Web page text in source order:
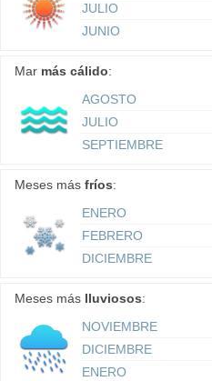
JULIO
JUNIO
Mar más cálido:
AGOSTO
JULIO
SEPTIEMBRE
Meses más fríos:
ENERO
FEBRERO
DICIEMBRE
Meses más lluviosos:
NOVIEMBRE
DICIEMBRE
ENERO